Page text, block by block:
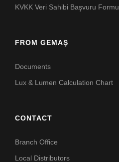
KVKK Veri Sahibi Başvuru Formu
FROM GEMAŞ
Documents
Lux & Lumen Calculation Chart
CONTACT
Branch Office
Local Distributors